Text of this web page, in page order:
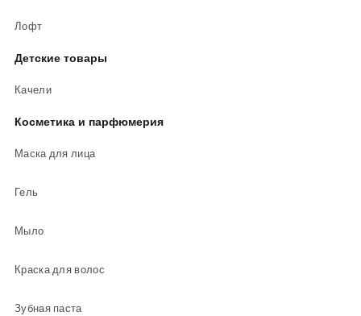
Лофт
Детские товары
Качели
Косметика и парфюмерия
Маска для лица
Гель
Мыло
Краска для волос
Зубная паста